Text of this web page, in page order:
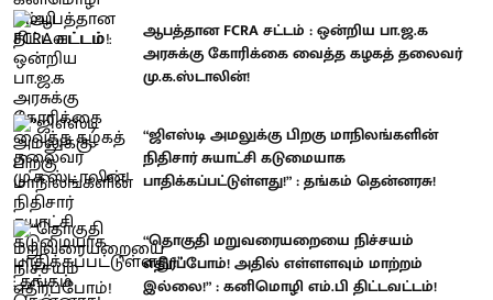
ஆபத்தான FCRA சட்டம் : ஒன்றிய பா.ஜ.க
அரசுக்கு கோரிக்கை வைத்த கழகத் தலைவர்
மு.க.ஸ்டாலின்!
“ஜிஎஸ்டி அமலுக்கு பிறகு மாநிலங்களின்
நிதிசார் சுயாட்சி கடுமையாக
பாதிக்கப்பட்டுள்ளது!” : தங்கம் தென்னரசு!
“தொகுதி மறுவரையறையை நிச்சயம்
எதிர்ப்போம்! அதில் எள்ளளவும் மாற்றம்
இல்லை!” : கனிமொழி எம்.பி திட்டவட்டம்!